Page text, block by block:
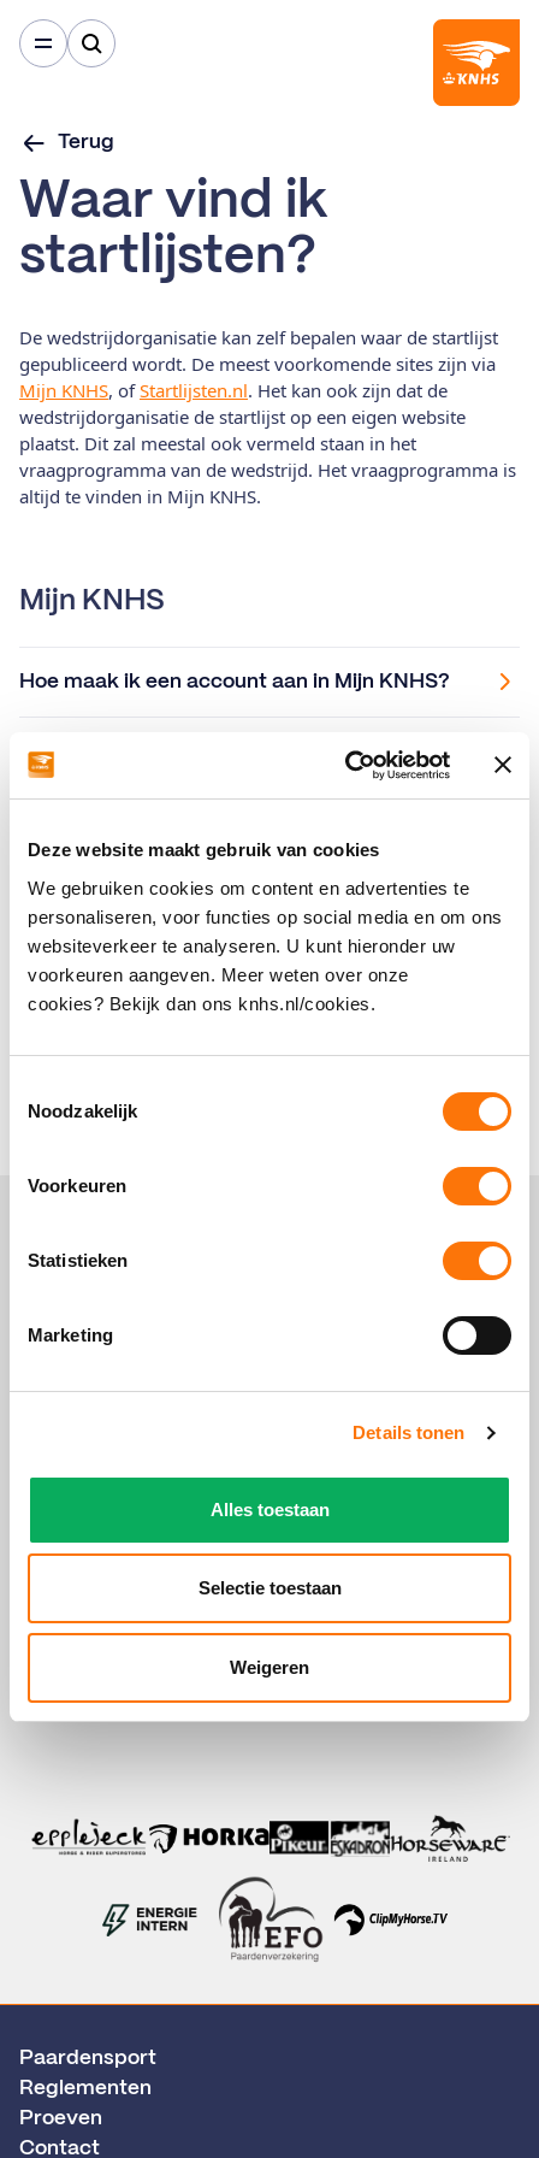
Deze website maakt gebruik van cookies
We gebruiken cookies om content en advertenties te
personaliseren, voor functies op social media en om ons
websiteverkeer te analyseren. U kunt hieronder uw
voorkeuren aangeven. Meer weten over onze
cookies? Bekijk dan ons knhs.nl/cookies.
Noodzakelijk
Voorkeuren
Statistieken
Marketing
Details tonen
Alles toestaan
Selectie toestaan
Weigeren
Terug
Waar vind ik
startlijsten?
De wedstrijdorganisatie kan zelf bepalen waar de startlijst
gepubliceerd wordt. De meest voorkomende sites zijn via
Mijn KNHS, ofStartlijsten.nl. Het kan ook zijn dat de
wedstrijdorganisatie de startlijst op een eigen website
plaatst. Dit zal meestal ook vermeld staan in het
vraagprogramma van de wedstrijd. Het vraagprogramma is
altijd te vinden in Mijn KNHS.
Mijn KNHS
Hoe maak ik een account aan in Mijn KNHS?
Waar vind ik een ponymeter?
aanvragen?
Algemene Voorwaarden mbt lidmaatschap,
startpas, inschrijvingen en deelname aan
wedstrijden.
Hoe vraag ik een startpas aan? (How to apply
Paardensport
Reglementen
Proeven
Contact